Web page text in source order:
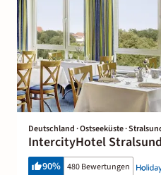
Deutschland · Ostseeküste ·
IntercityHotel Stralsund
90% 480 Bewertungen